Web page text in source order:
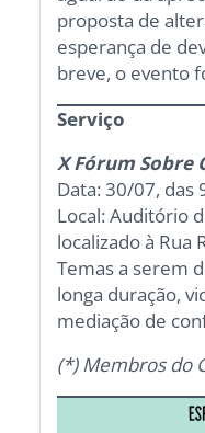
proposta de
esperança de
breve, o evento
Serviço
X Fórum Sobre
Data: 30/07, das
Local: Auditório
localizado à Rua
Temas a serem
longa duração,
mediação de
(*) Membros do